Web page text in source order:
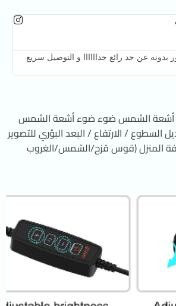
بدونه عن جد رائع جداااااا و التوصيل سريع
أشعة الشمس ضوء ضوء أشعة الشمس
السطوع / الارتفاع / البعد البؤري للتصوير
المنزل (قوس قزح/الشمس/الغروب